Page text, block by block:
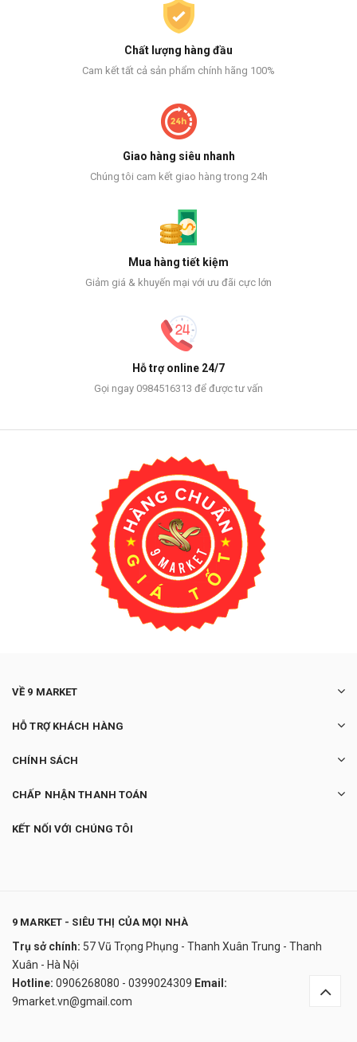
Chất lượng hàng đầu
Cam kết tất cả sản phẩm chính hãng 100%
Giao hàng siêu nhanh
Chúng tôi cam kết giao hàng trong 24h
Mua hàng tiết kiệm
Giảm giá & khuyến mại với ưu đãi cực lớn
Hỗ trợ online 24/7
Gọi ngay 0984516313 để được tư vấn
VỀ 9 MARKET
HỖ TRỢ KHÁCH HÀNG
CHÍNH SÁCH
CHẤP NHẬN THANH TOÁN
KẾT NỐI VỚI CHÚNG TÔI
9 MARKET - SIÊU THỊ CỦA MỌI NHÀ
Trụ sở chính: 57 Vũ Trọng Phụng - Thanh Xuân Trung - Thanh
Xuân - Hà Nội
Hotline: 0906268080 - 0399024309 Email:
9market.vn@gmail.com
230.000₫
undefined